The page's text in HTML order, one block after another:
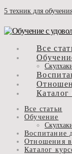
5 техник для
Все
Каталог
Все статьи
Обучение
Воспитание
Отношения в
Каталог